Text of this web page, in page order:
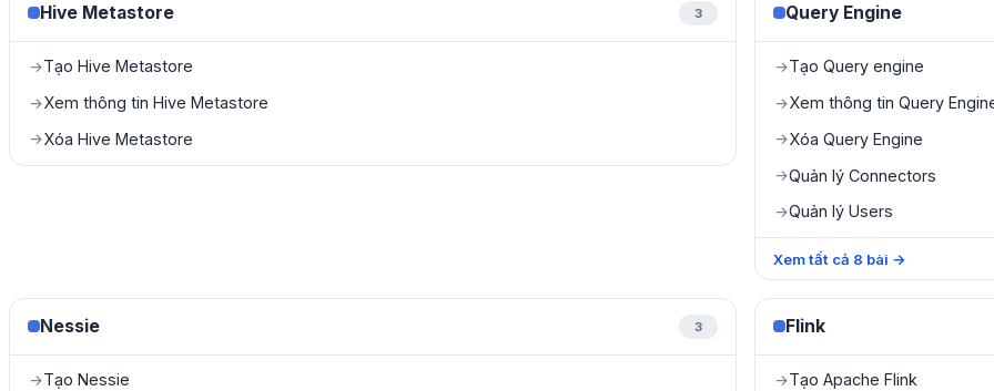
Hive Metastore 3
→Tạo Hive Metastore
→Xem thông tin Hive Metastore
→Xóa Hive Metastore
Query Engine
→Tạo Query engine
→Xem thông tin Query
→Xóa Query Engine
→Quản lý Connectors
→Quản lý Users
Xem tất cả 8 bài →
Nessie 3
→Tạo Nessie
Flink
→Tạo Apache Flink